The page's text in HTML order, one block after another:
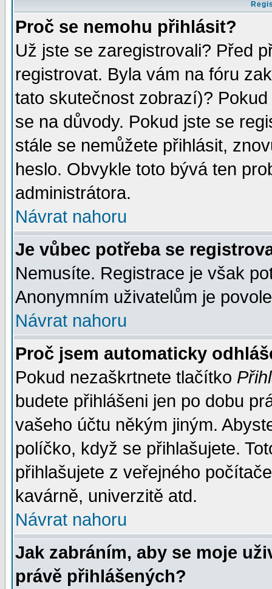
Proč se nemohu přihlásit?
Už jste se zaregistrovali? Před
registrovat. Byla vám na fóru
tato skutečnost zobrazí)?
se na důvody. Pokud jste se
stále se nemůžete přihlásit,
heslo. Obvykle toto bývá ten
administrátora.
Návrat nahoru
Je vůbec potřeba se
Nemusíte. Registrace je však
Anonymním uživatelům je
Návrat nahoru
Proč jsem automaticky
Pokud nezaškrtnete tlačítko
budete přihlášeni jen po dobu
vašeho účtu někým jiným.
políčko, když se přihlašujete.
přihlašujete z veřejného
kavárně, univerzitě atd.
Návrat nahoru
Jak zabráním, aby se moje
právě přihlášených?